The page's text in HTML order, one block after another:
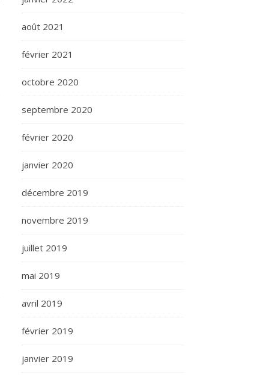
août 2021
février 2021
octobre 2020
septembre 2020
février 2020
janvier 2020
décembre 2019
novembre 2019
juillet 2019
mai 2019
avril 2019
février 2019
janvier 2019